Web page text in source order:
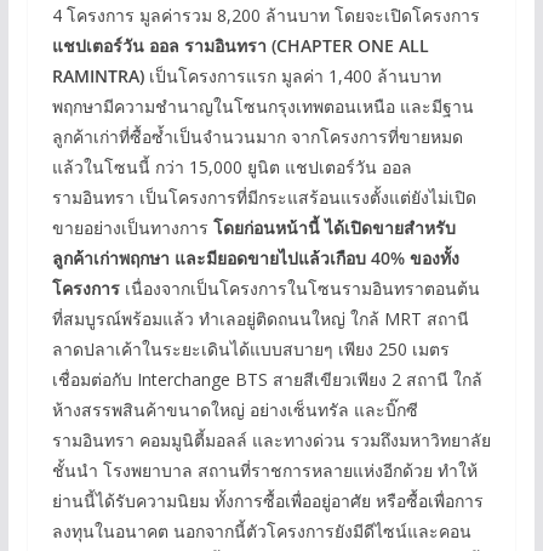
4 โครงการ มูลค่ารวม 8,200 ล้านบาท โดยจะเปิดโครงการ
แชปเตอร์วัน ออล รามอินทรา (CHAPTER ONE ALL
RAMINTRA)เป็นโครงการแรก มูลค่า 1,400 ล้านบาท
พฤกษามีความชำนาญในโซนกรุงเทพตอนเหนือ และมีฐาน
ลูกค้าเก่าที่ซื้อซ้ำเป็นจำนวนมาก จากโครงการที่ขายหมด
แล้วในโซนนี้ กว่า 15,000 ยูนิต แชปเตอร์วัน ออล
รามอินทรา เป็นโครงการที่มีกระแสร้อนแรงตั้งแต่ยังไม่เปิด
ขายอย่างเป็นทางการ โดยก่อนหน้านี้ ได้เปิดขายสำหรับ
ลูกค้าเก่าพฤกษา และมียอดขายไปแล้วเกือบ 40% ของทั้ง
โครงการเนื่องจากเป็นโครงการในโซนรามอินทราตอนต้น
ที่สมบูรณ์พร้อมแล้ว ทำเลอยู่ติดถนนใหญ่ ใกล้ MRT สถานี
ลาดปลาเค้าในระยะเดินได้แบบสบายๆ เพียง 250 เมตร
เชื่อมต่อกับ Interchange BTS สายสีเขียวเพียง 2 สถานี ใกล้
ห้างสรรพสินค้าขนาดใหญ่ อย่างเซ็นทรัล และบิ๊กซี
รามอินทรา คอมมูนิตี้มอลล์ และทางด่วน รวมถึงมหาวิทยาลัย
ชั้นนำ โรงพยาบาล สถานที่ราชการหลายแห่งอีกด้วย ทำให้
ย่านนี้ได้รับความนิยม ทั้งการซื้อเพื่ออยู่อาศัย หรือซื้อเพื่อการ
ลงทุนในอนาคต นอกจากนี้ตัวโครงการยังมีดีไซน์และคอน